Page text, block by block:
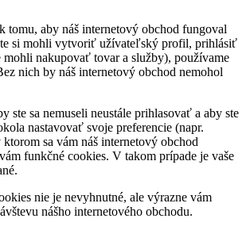
tomu, aby náš internetový obchod fungoval
si mohli vytvoriť užívateľský profil, prihlásiť
mohli nakupovať tovar a služby), používame
nich by náš internetový obchod nemohol
ste sa nemuseli neustále prihlasovať a aby ste
nastavovať svoje preferencie (napr.
sa vám náš internetový obchod
funkčné cookies. V takom prípade je vaše
nie je nevyhnutné, ale výrazne vám
nášho internetového obchodu.